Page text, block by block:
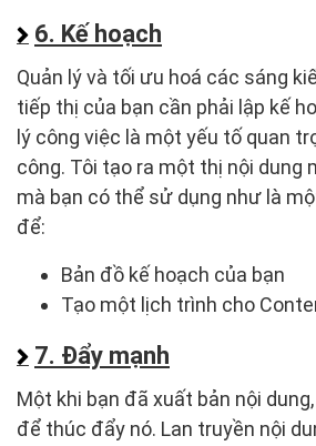
6. Kế hoạch
Quản lý và tối ưu hoá các sáng
tiếp thị của bạn cần phải lập kế
lý công việc là một yếu tố quan
công. Tôi tạo ra một thị nội dung
mà bạn có thể sử dụng như là
để:
Bản đồ kế hoạch của bạn
Tạo một lịch trình cho
7. Đẩy mạnh
Một khi bạn đã xuất bản nội
để thúc đẩy nó. Lan truyền nội